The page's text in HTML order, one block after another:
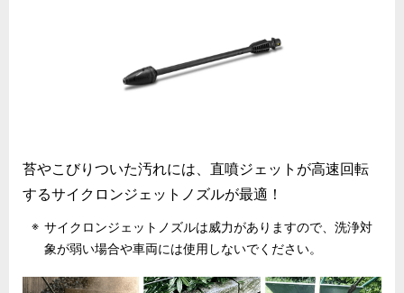
苔やこびりついた汚れには、直噴ジェットが高速回転
するサイクロンジェットノズルが最適！
サイクロンジェットノズルは威力がありますので、洗浄対
象が弱い場合や車両には使用しないでください。